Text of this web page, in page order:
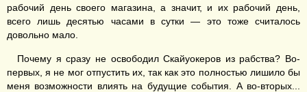
рабочий день своего магазина, а значит, и их рабочий день,
всего лишь десятью часами в сутки — это тоже считалось
довольно мало.
Почему я сразу не освободил Скайуокеров из рабства? Во-
первых, я не мог отпустить их, так как это полностью лишило бы
меня возможности влиять на будущие события. А во-вторых...